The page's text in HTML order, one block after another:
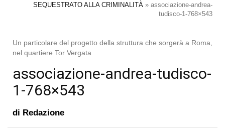
SEQUESTRATO ALLA CRIMINALITÀ » associazione-andrea-
tudisco-1-768×543
Un particolare del progetto della struttura che sorgerà a Roma,
nel quartiere Tor Vergata
associazione-andrea-tudisco-
1-768×543
di Redazione